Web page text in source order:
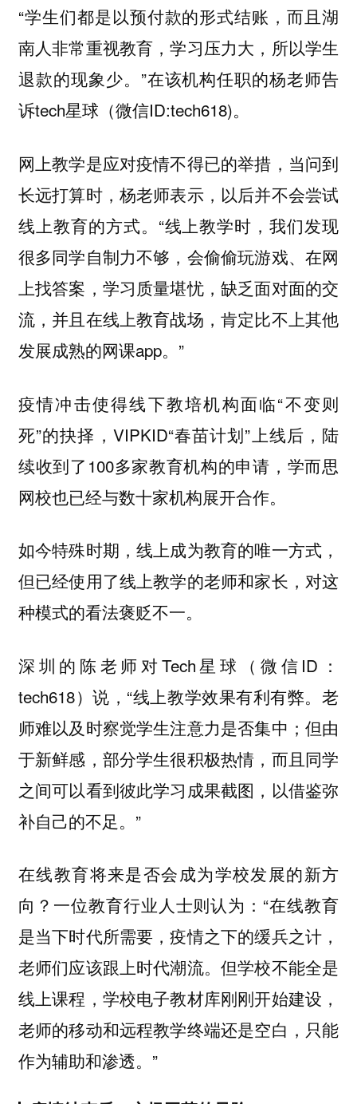
“学生们都是以预付款的形式结账，而且湖
南人非常重视教育，学习压力大，所以学生
退款的现象少。”在该机构任职的杨老师告
诉tech星球（微信ID:tech618)。
网上教学是应对疫情不得已的举措，当问到
长远打算时，杨老师表示，以后并不会尝试
线上教育的方式。“线上教学时，我们发现
很多同学自制力不够，会偷偷玩游戏、在网
上找答案，学习质量堪忧，缺乏面对面的交
流，并且在线上教育战场，肯定比不上其他
发展成熟的网课app。”
疫情冲击使得线下教培机构面临“不变则
死”的抉择，VIPKID“春苗计划”上线后，陆
续收到了100多家教育机构的申请，学而思
网校也已经与数十家机构展开合作。
如今特殊时期，线上成为教育的唯一方式，
但已经使用了线上教学的老师和家长，对这
种模式的看法褒贬不一。
深圳的陈老师对Tech星球（微信ID：
tech618）说，“线上教学效果有利有弊。老
师难以及时察觉学生注意力是否集中；但由
于新鲜感，部分学生很积极热情，而且同学
之间可以看到彼此学习成果截图，以借鉴弥
补自己的不足。”
在线教育将来是否会成为学校发展的新方
向？一位教育行业人士则认为：“在线教育
是当下时代所需要，疫情之下的缓兵之计，
老师们应该跟上时代潮流。但学校不能全是
线上课程，学校电子教材库刚刚开始建设，
老师的移动和远程教学终端还是空白，只能
作为辅助和渗透。”